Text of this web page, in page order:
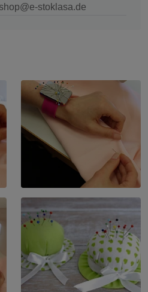
stoklasa.de